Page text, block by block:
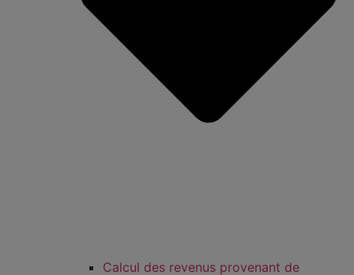
Calcul des revenus provenant de